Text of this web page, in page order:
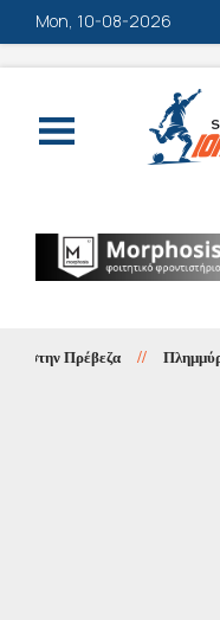
Mon, 10-08-2026
στην Πρέβεζα //